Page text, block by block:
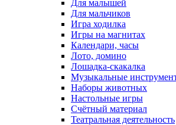
Для малышей
Для мальчиков
Игра ходилка
Игры на магнитах
Календари, часы
Лото, домино
Лошадка-скакалка
Музыкальные
Наборы животных
Настольные игры
Счётный материал
Театральная деятельность